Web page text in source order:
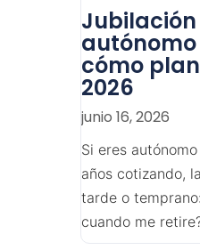
cómo
2026
junio 16, 2026
Si eres
años cotizando,
tarde o
cuando me